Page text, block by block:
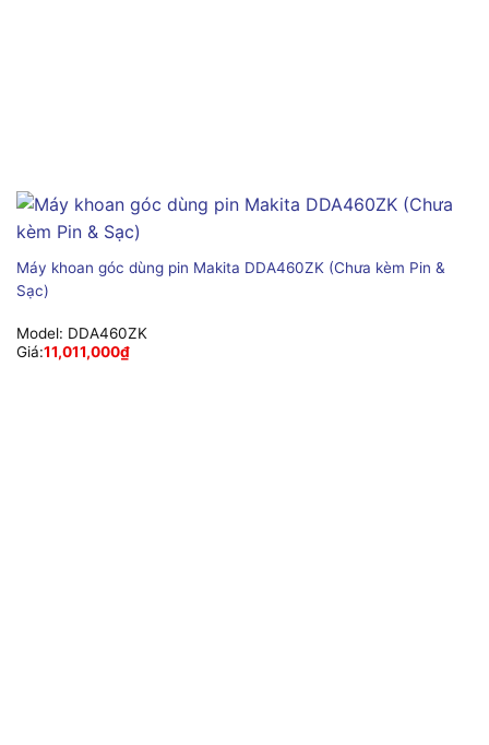
Máy khoan góc dùng pin Makita DDA460ZK (Chưa kèm Pin &
Sạc)
Model: DDA460ZK
Giá:11,011,000₫